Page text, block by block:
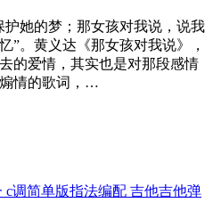
护她的梦；那女孩对我说，说我
”。黄义达《那女孩对我说》，
的爱情，其实也是对那段感情
情的歌词，…